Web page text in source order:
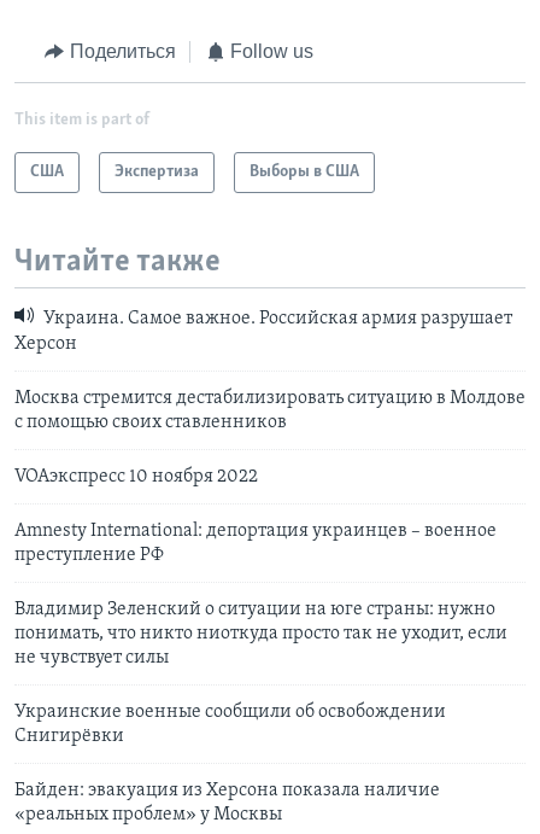
Поделиться Follow us
This item is part of
США Экспертиза Выборы в США
Читайте также
Украина. Самое важное. Российская армия разрушает
Херсон
Москва стремится дестабилизировать ситуацию в Молдове
с помощью своих ставленников
VOAэкспресс 10 ноября 2022
Amnesty International: депортация украинцев – военное
преступление РФ
Владимир Зеленский о ситуации на юге страны: нужно
понимать, что никто ниоткуда просто так не уходит, если
не чувствует силы
Украинские военные сообщили об освобождении
Снигирёвки
Байден: эвакуация из Херсона показала наличие
«реальных проблем» у Москвы